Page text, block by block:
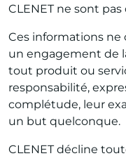
CLENET ne sont
Ces informations
un engagement de
tout produit ou
responsabilité,
complétude, leur
un but quelconque.
CLENET décline